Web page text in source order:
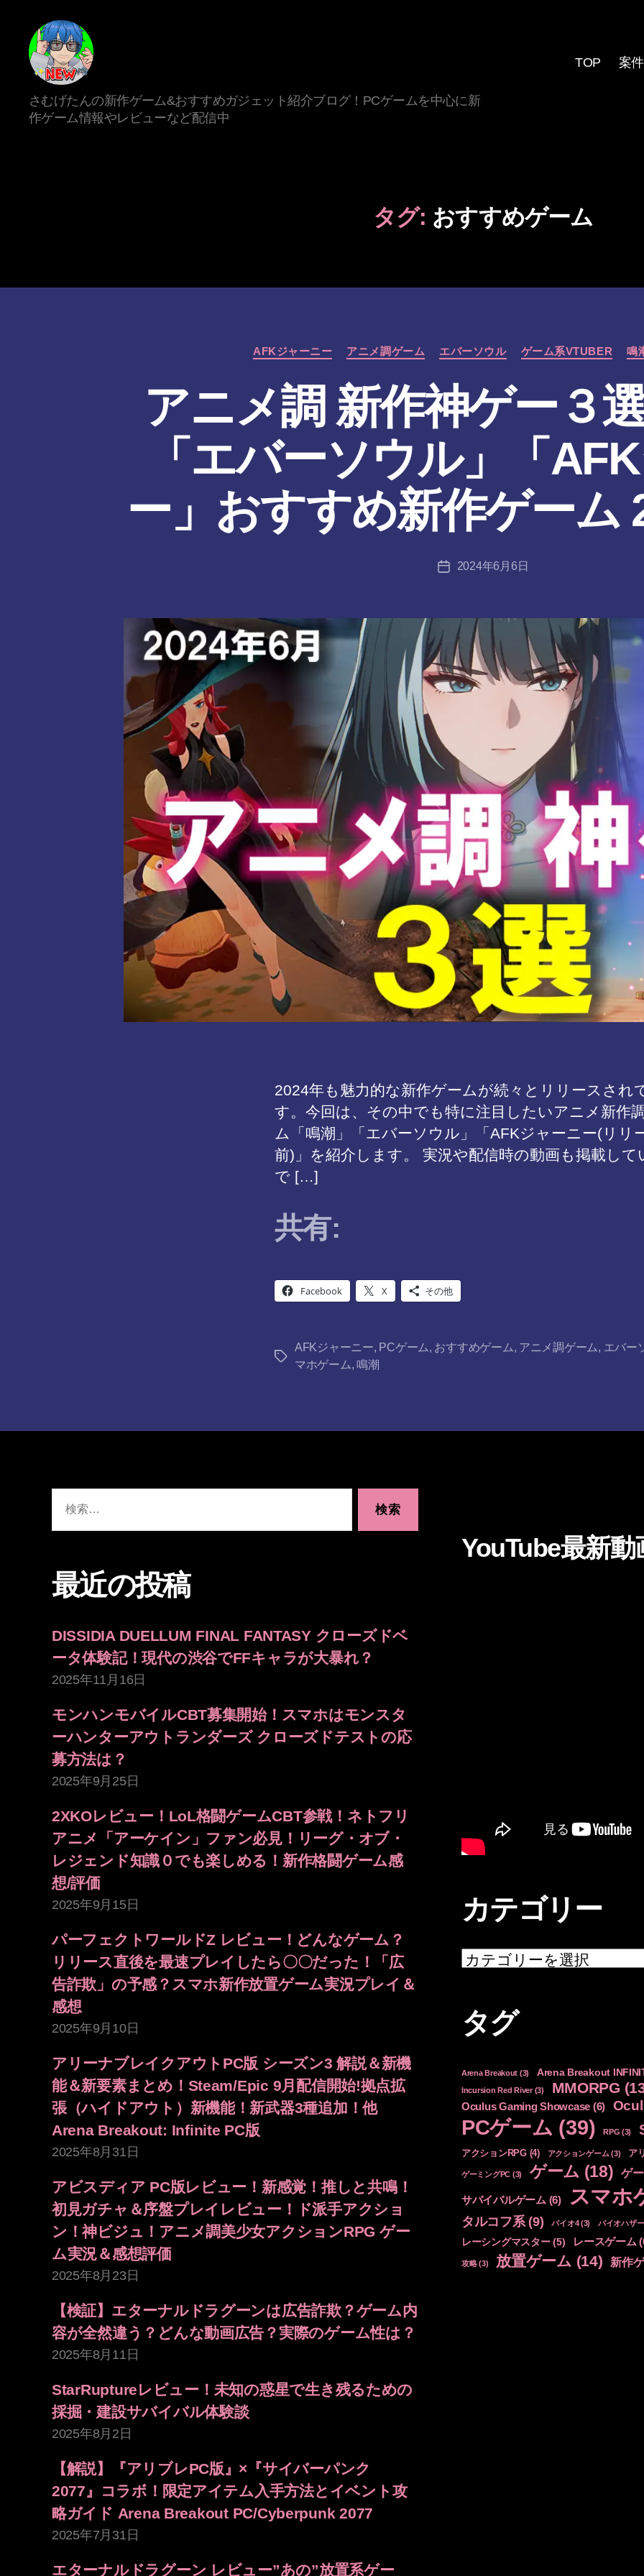
新
作
ゲ
さむげたんの新作ゲーム&おすすめガジェット紹介ブログ！PCゲームを中心に新
作ゲーム情報やレビューなど配信中
TOP 案
タグ: おすすめゲーム
カ
テ
リ
ー
AFKジャーニー アニメ調ゲーム エバーソウル ゲーム系VTUBER 鳴
アニメ調 新作神ゲー３選
「エバーソウル」「
ー」おすすめ新作ゲーム
投
成
者
a
8-
投
2024年6月6日
2024年も魅力的な新作ゲームが続々とリリースされ
す。今回は、その中でも特に注目したいアニメ新作
ム「鳴潮」「エバーソウル」「AFKジャーニー(リリ
前)」を紹介します。 実況や配信時の動画も掲載して
で […]
共有:
Facebook X その他
タ
AFKジャーニー, PCゲーム, おすすめゲーム, アニメ調ゲーム, エバー
マホゲーム,鳴潮
最近の投稿
DISSIDIA DUELLUM FINAL FANTASY クローズドベ
ータ体験記！現代の渋谷でFFキャラが大暴れ？
2025年11月16日
モンハンモバイルCBT募集開始！スマホはモンスタ
ーハンターアウトランダーズ クローズドテストの応
募方法は？
2025年9月25日
2XKOレビュー！LoL格闘ゲームCBT参戦！ネトフリ
アニメ「アーケイン」ファン必見！リーグ・オブ・
レジェンド知識０でも楽しめる！新作格闘ゲーム感
想/評価
2025年9月15日
パーフェクトワールドZ レビュー！どんなゲーム？
リリース直後を最速プレイしたら〇〇だった！「広
告詐欺」の予感？スマホ新作放置ゲーム実況プレイ＆
感想
2025年9月10日
アリーナブレイクアウトPC版 シーズン3 解説＆新機
能＆新要素まとめ！Steam/Epic 9月配信開始!拠点拡
張（ハイドアウト）新機能！新武器3種追加！他
Arena Breakout: Infinite PC版
2025年8月31日
アビスディア PC版レビュー！新感覚！推しと共鳴！
初見ガチャ＆序盤プレイレビュー！ド派手アクショ
ン！神ビジュ！アニメ調美少女アクションRPG ゲー
ム実況＆感想評価
2025年8月23日
【検証】エターナルドラグーンは広告詐欺？ゲーム内
容が全然違う？どんな動画広告？実際のゲーム性は？
2025年8月11日
StarRuptureレビュー！未知の惑星で生き残るための
採掘・建設サバイバル体験談
2025年8月2日
【解説】『アリブレPC版』×『サイバーパンク
2077』コラボ！限定アイテム入手方法とイベント攻
略ガイド Arena Breakout PC/Cyberpunk 2077
2025年7月31日
エターナルドラグーン レビュー”あの”放置系ゲー
YouTube最新動
カテゴリー
カ
テ
ー
タグ
Arena Breakout (3) Arena Breakout
Incursion Red River(3) MMORPG
Oculus Gaming Showcase (6)
PCゲーム (39) RPG (3)
アクションRPG(4) アクションゲーム (3) ア
ゲーミングPC (3) ゲーム (18) ゲ
サバイバルゲーム (6) スマホ
タルコフ系(9) バイオ4(3) バイオハザ
レーシングマスター(5) レースゲーム
攻略(3) 放置ゲーム (14) 新作